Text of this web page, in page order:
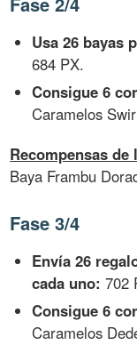
Usa 26 bayas
684 PX.
Consigue 6
Caramelos
Recompensas de
Baya Frambu
Fase 3/4
Envía 26
cada uno: 702
Consigue 6
Caramelos